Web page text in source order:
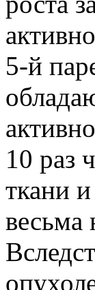
5-й
10 раз
ткани
весьма